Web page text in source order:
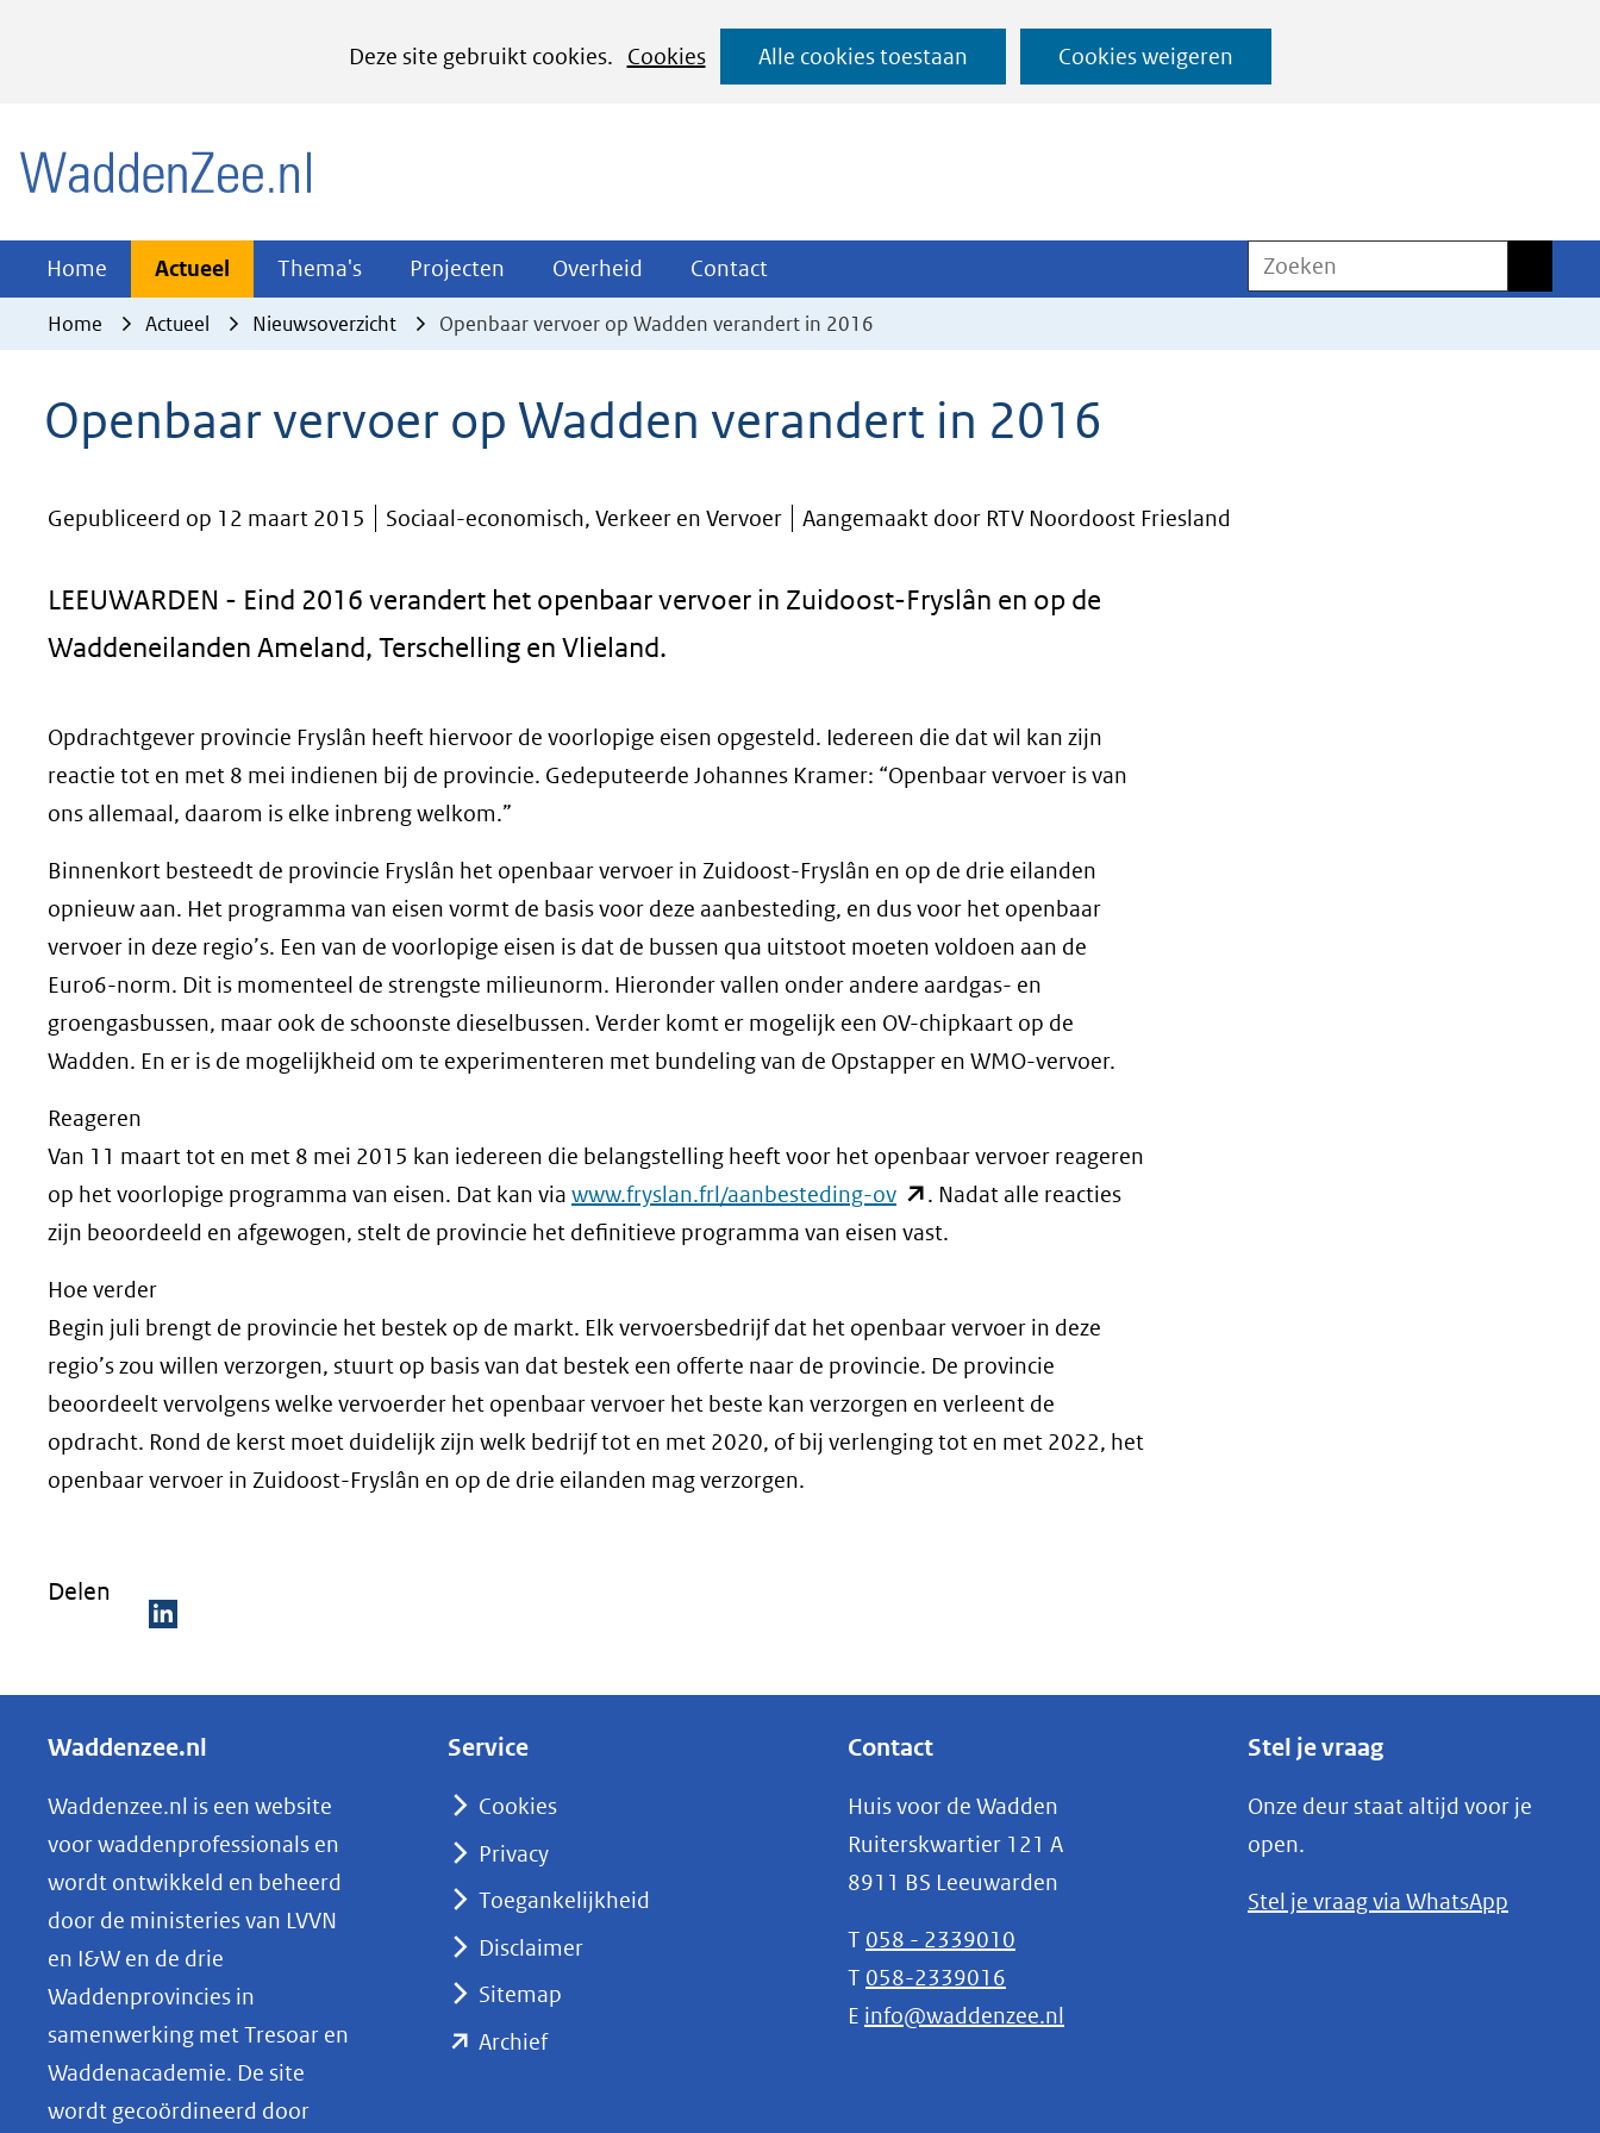
Deze site gebruikt cookies.
Cookies
het
cookies
website
worden
Alle cookies toestaan Cookies weigeren
Ga
naar
Home Actueel Actueel
Uitklappen
Thema's Thema's
Uitklappen
Projecten Projecten
Uitklappen
Overheid Overheid
Uitklappen
Contact
Uitklappen
Zoeken
Home Actueel Nieuwsoverzicht Openbaar vervoer op Wadden verandert in 2016
Openbaar vervoer op Wadden verandert in 2016
Gepubliceerd op 12 maart 2015 Sociaal-economisch, Verkeer en Vervoer Aangemaakt door RTV Noordoost Friesland
LEEUWARDEN - Eind 2016 verandert het openbaar vervoer in Zuidoost-Fryslân en op de
Waddeneilanden Ameland, Terschelling en Vlieland.
Opdrachtgever provincie Fryslân heeft hiervoor de voorlopige eisen opgesteld. Iedereen die dat wil kan zijn
reactie tot en met 8 mei indienen bij de provincie. Gedeputeerde Johannes Kramer: “Openbaar vervoer is van
ons allemaal, daarom is elke inbreng welkom.”
Binnenkort besteedt de provincie Fryslân het openbaar vervoer in Zuidoost-Fryslân en op de drie eilanden
opnieuw aan. Het programma van eisen vormt de basis voor deze aanbesteding, en dus voor het openbaar
vervoer in deze regio’s. Een van de voorlopige eisen is dat de bussen qua uitstoot moeten voldoen aan de
Euro6-norm. Dit is momenteel de strengste milieunorm. Hieronder vallen onder andere aardgas- en
groengasbussen, maar ook de schoonste dieselbussen. Verder komt er mogelijk een OV-chipkaart op de
Wadden. En er is de mogelijkheid om te experimenteren met bundeling van de Opstapper en WMO-vervoer.
Reageren
Van 11 maart tot en met 8 mei 2015 kan iedereen die belangstelling heeft voor het openbaar vervoer reageren
op het voorlopige programma van eisen. Dat kan via www.fryslan.frl/aanbesteding-ov(opent
in
andere
. Nadat alle reacties
zijn beoordeeld en afgewogen, stelt de provincie het definitieve programma van eisen vast.
Hoe verder
Begin juli brengt de provincie het bestek op de markt. Elk vervoersbedrijf dat het openbaar vervoer in deze
regio’s zou willen verzorgen, stuurt op basis van dat bestek een offerte naar de provincie. De provincie
beoordeelt vervolgens welke vervoerder het openbaar vervoer het beste kan verzorgen en verleent de
opdracht. Rond de kerst moet duidelijk zijn welk bedrijf tot en met 2020, of bij verlenging tot en met 2022, het
openbaar vervoer in Zuidoost-Fryslân en op de drie eilanden mag verzorgen.
Delen
e
e
n
o
p
L
k
e
d
I
Waddenzee.nl
Waddenzee.nl is een website
voor waddenprofessionals en
wordt ontwikkeld en beheerd
door de ministeries van LVVN
en I&W en de drie
Waddenprovincies in
samenwerking met Tresoar en
Waddenacademie. De site
wordt gecoördineerd door
Service
Cookies
Privacy
Toegankelijkheid
Disclaimer
Sitemap
Archief(opent
Contact
Huis voor de Wadden
Ruiterskwartier 121 A
8911 BS Leeuwarden
T 058 - 2339010
T 058-2339016
E info@waddenzee.nl
Stel je vraag
Onze deur staat altijd voor je
open.
Stel je vraag via WhatsApp